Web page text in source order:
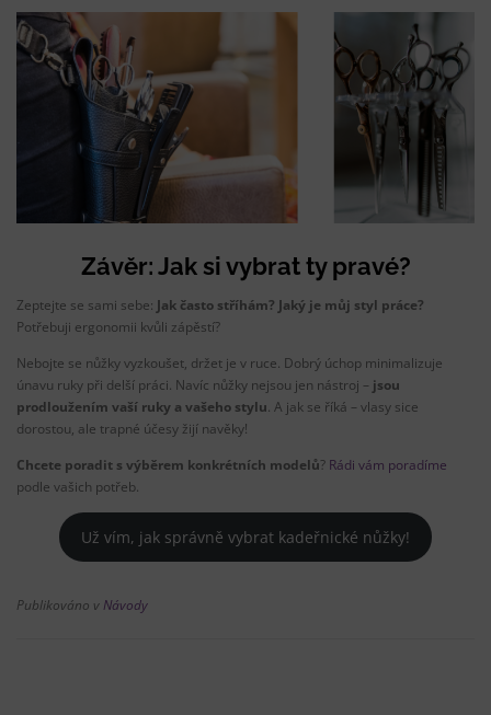
Závěr: Jak si vybrat ty pravé?
Zeptejte se sami sebe: Jak často stříhám? Jaký je můj styl práce?
Potřebuji ergonomii kvůli zápěstí?
Nebojte se nůžky vyzkoušet, držet je v ruce. Dobrý úchop minimalizuje
únavu ruky při delší práci. Navíc nůžky nejsou jen nástroj – jsou
prodloužením vaší ruky a vašeho stylu. A jak se říká – vlasy sice
dorostou, ale trapné účesy žijí navěky!
Chcete poradit s výběrem konkrétních modelů? Rádi vám poradíme
podle vašich potřeb.
Už vím, jak správně vybrat kadeřnické nůžky!
Publikováno v Návody